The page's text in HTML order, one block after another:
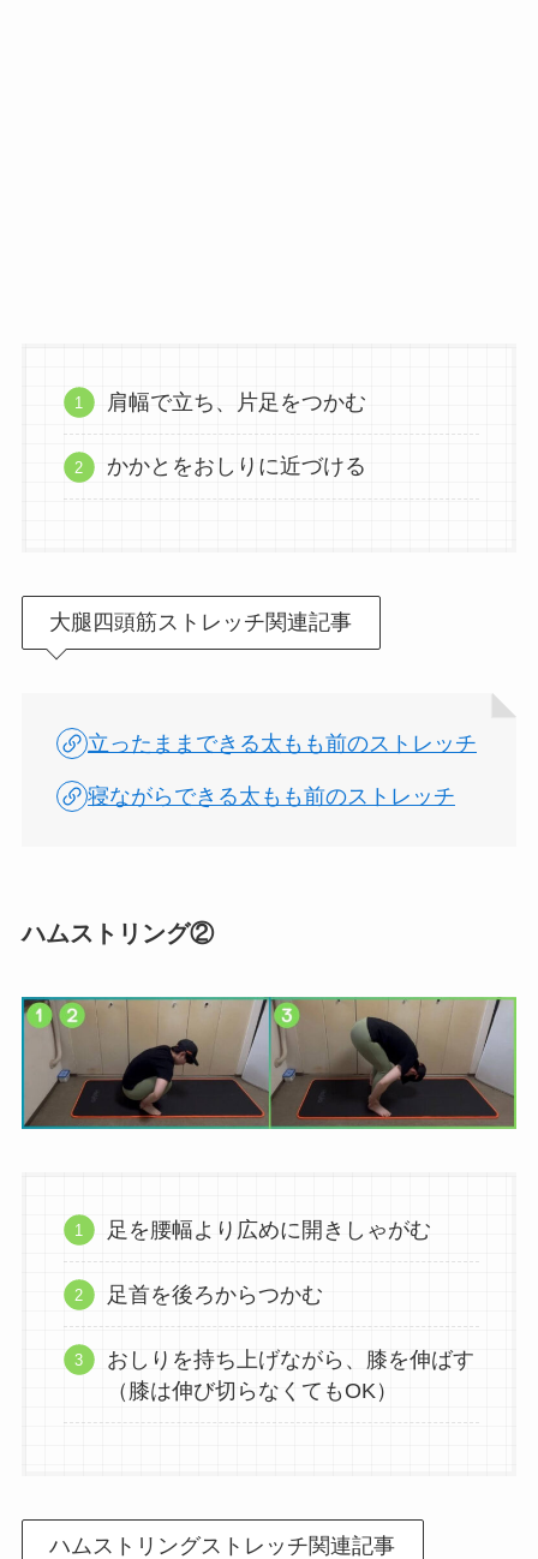
肩幅で立ち、片足をつかむ
かかとをおしりに近づける
大腿四頭筋ストレッチ関連記事
立ったままできる太もも前のストレッチ
寝ながらできる太もも前のストレッチ
ハムストリング②
足を腰幅より広めに開きしゃがむ
足首を後ろからつかむ
おしりを持ち上げながら、膝を伸ばす
（膝は伸び切らなくてもOK）
ハムストリングストレッチ関連記事